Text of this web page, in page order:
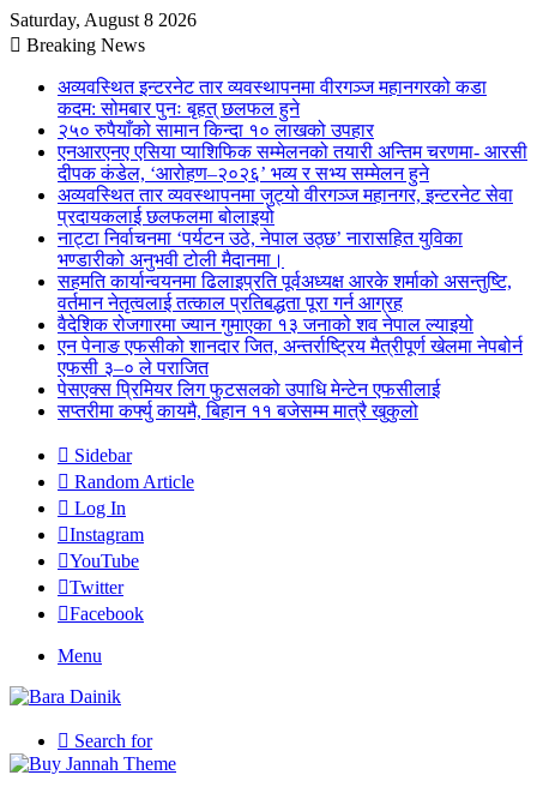
Saturday, August 8 2026
Breaking News
अव्यवस्थित इन्टरनेट तार व्यवस्थापनमा वीरगञ्ज महानगरको कडा
कदम: सोमबार पुनः बृहत् छलफल हुने
२५० रुपैयाँको सामान किन्दा १० लाखको उपहार
एनआरएनए एसिया प्याशिफिक सम्मेलनको तयारी अन्तिम चरणमा- आरसी
दीपक कंडेल, ‘आरोहण–२०२६’ भव्य र सभ्य सम्मेलन हुने
अव्यवस्थित तार व्यवस्थापनमा जुट्यो वीरगञ्ज महानगर, इन्टरनेट सेवा
प्रदायकलाई छलफलमा बोलाइयो
नाट्टा निर्वाचनमा ‘पर्यटन उठे, नेपाल उठ्छ’ नारासहित युविका
भण्डारीको अनुभवी टोली मैदानमा।
सहमति कार्यान्वयनमा ढिलाइप्रति पूर्वअध्यक्ष आरके शर्माको असन्तुष्टि,
वर्तमान नेतृत्वलाई तत्काल प्रतिबद्धता पूरा गर्न आग्रह
वैदेशिक रोजगारमा ज्यान गुमाएका १३ जनाको शव नेपाल ल्याइयो
एन पेनाङ एफसीको शानदार जित, अन्तर्राष्ट्रिय मैत्रीपूर्ण खेलमा नेपबोर्न
एफसी ३–० ले पराजित
पेसएक्स प्रिमियर लिग फुटसलको उपाधि मेन्टेन एफसीलाई
सप्तरीमा कर्फ्यु कायमै, बिहान ११ बजेसम्म मात्रै खुकुलो
Sidebar
Random Article
Log In
Instagram
YouTube
Twitter
Facebook
Menu
Search for